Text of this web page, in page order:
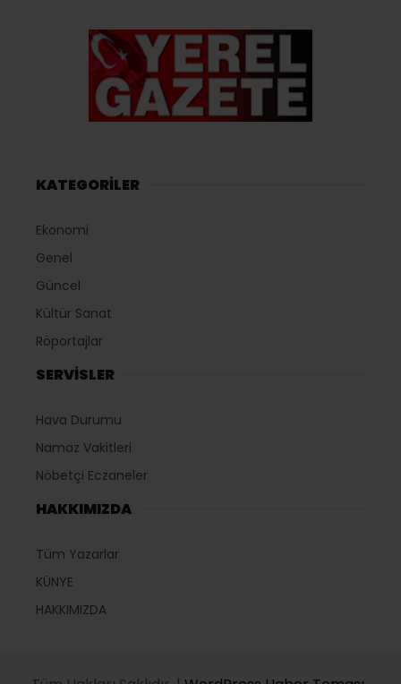
KATEGORİLER
Ekonomi
Genel
Güncel
Kültür Sanat
Röportajlar
SERVİSLER
Hava Durumu
Namaz Vakitleri
Nöbetçi Eczaneler
HAKKIMIZDA
Tüm Yazarlar
KÜNYE
HAKKIMIZDA